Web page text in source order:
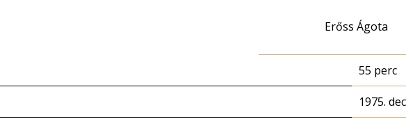
Erőss Ágota
55 perc
1975.